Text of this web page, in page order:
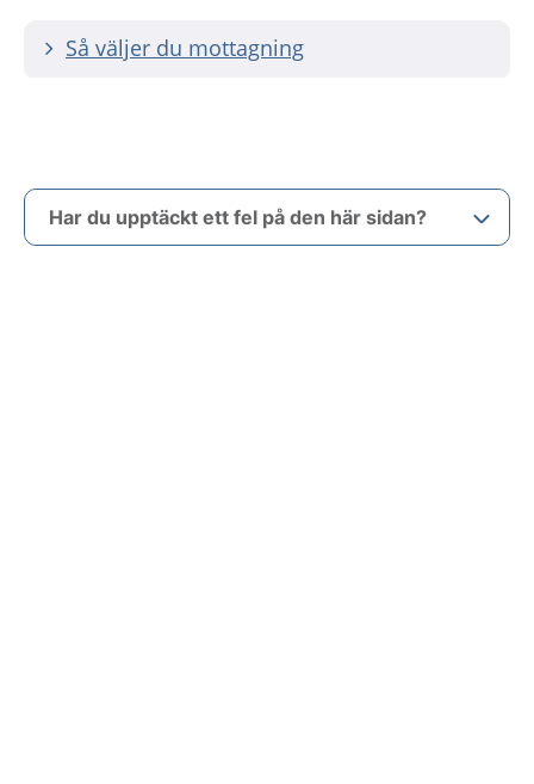
Så väljer du mottagning
Har du upptäckt ett fel på den här sidan?